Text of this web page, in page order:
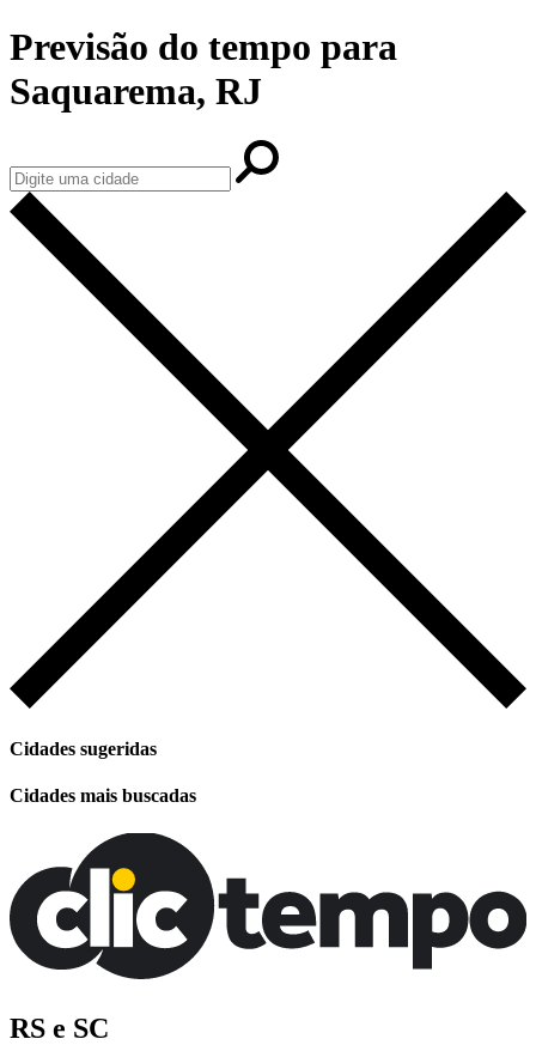
Previsão do tempo para
Saquarema, RJ
Cidades sugeridas
Cidades mais buscadas
RS e SC